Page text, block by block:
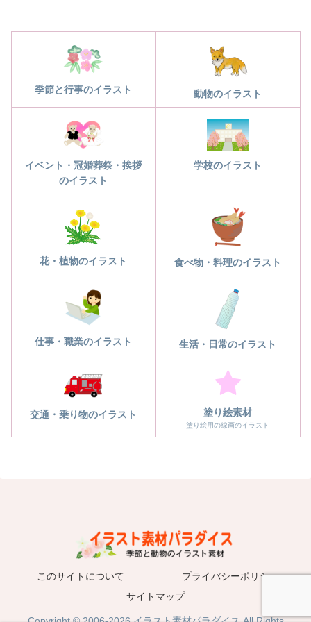
季節と行事のイラスト 動物のイラスト
イベント・冠婚葬祭・挨拶
のイラスト
学校のイラスト
花・植物のイラスト 食べ物・料理のイラスト
仕事・職業のイラスト 生活・日常のイラスト
交通・乗り物のイラスト 塗り絵素材
塗り絵用の線画のイラスト
このサイトについて
プライバシーポリシー
サイトマップ